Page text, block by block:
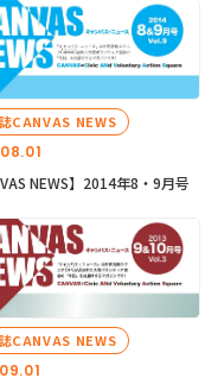
CANVAS NEWS
NEWS】2014年8・9月号
CANVAS NEWS